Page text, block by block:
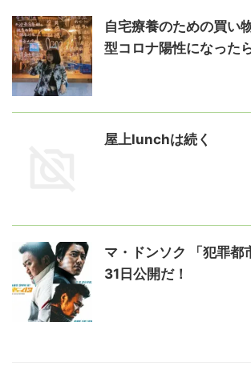
自宅療養のための買い
型コロナ陽性になった
屋上lunchは続く
マ・ドンソク 「犯罪都
31日公開だ！